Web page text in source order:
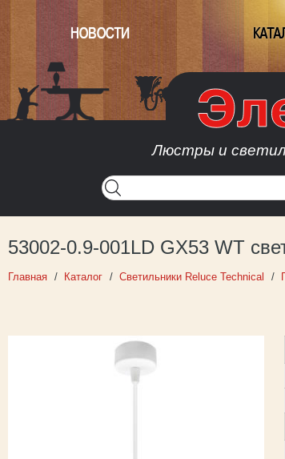
НОВОСТИ
Люстры и
Написать нам
Карта
53002-0.9-001LD GX53 WT
Главная Каталог Светильники Reluce Technical